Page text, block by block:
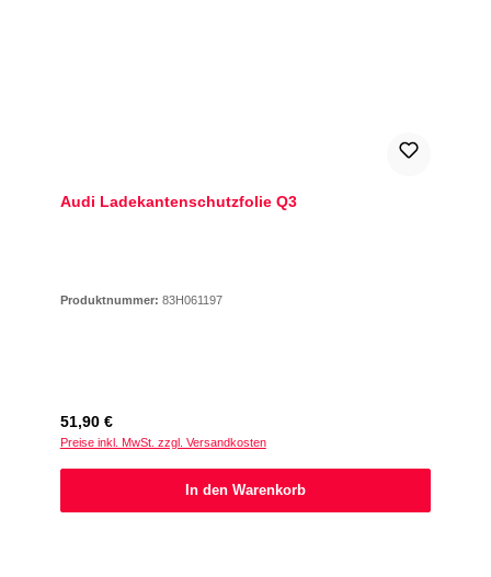
Audi Ladekantenschutzfolie Q3
Produktnummer: 83H061197
Regulärer Preis:
51,90 €
Preise inkl. MwSt. zzgl. Versandkosten
In den Warenkorb